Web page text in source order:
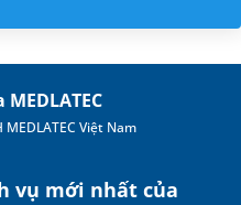
Việt Nam
vụ mới nhất của